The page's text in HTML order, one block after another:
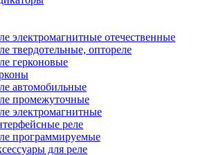
электромагнитные отечественные
твердотельные, оптореле
герконовые
автомобильные
промежуточные
электромагнитные
реле
программируемые
для реле